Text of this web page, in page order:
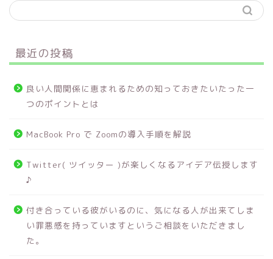
c
e
b
o
o
k
s
t
o
d
o
n
ai
l
最近の投稿
良い人間関係に恵まれるための知っておきたいたった一
つのポイントとは
MacBook Pro で Zoomの導入手順を解説
Twitter( ツイッター )が楽しくなるアイデア伝授します
♪
付き合っている彼がいるのに、気になる人が出来てしま
い罪悪感を持っていますというご相談をいただきまし
た。